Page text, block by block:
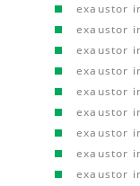
exaustor
exaustor
exaustor
exaustor
exaustor
exaustor
exaustor
exaustor
exaustor